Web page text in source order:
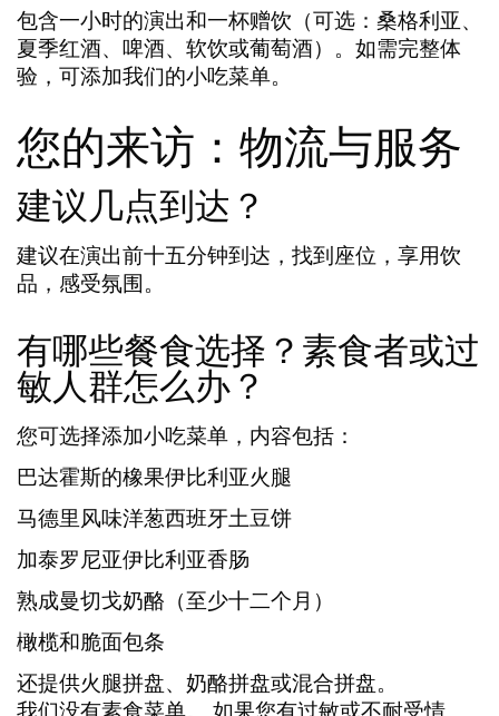
包含一小时的演出和一杯赠饮 （可选：桑格利亚、
夏季红酒、啤酒、软饮或葡萄酒）。如需完整体
验，可添加我们的小吃菜单。
您的来访：物流与服务
建议几点到达？
建议在演出前十五分钟到达， 找到座位，享用饮
品，感受氛围。
有哪些餐食选择？素食者或过
敏人群怎么办？
您可选择添加小吃菜单 ，内容包括：
巴达霍斯的橡果伊比利亚火腿
马德里风味洋葱西班牙土豆饼
加泰罗尼亚伊比利亚香肠
熟成曼切戈奶酪（至少十二个月）
橄榄和脆面包条
还提供火腿拼盘、奶酪拼盘或混合拼盘。
我们没有素食菜单。
如果您有过敏或不耐受情